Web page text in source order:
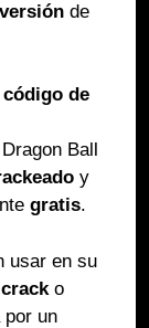
de
código de
Ball
y
gratis.
usar en su
cracko
un